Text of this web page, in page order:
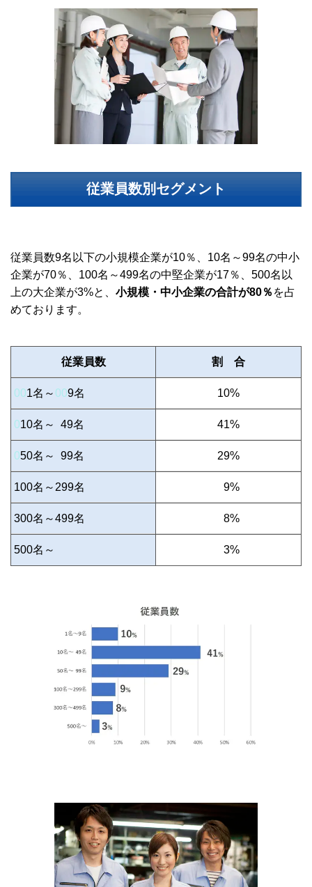
従業員数別セグメント
従業員数9名以下の小規模企業が10％、10名～99名の中小
企業が70％、100名～499名の中堅企業が17％、500名以
上の大企業が3%と、 小規模・中小企業の合計が80％ を占
めております。
従業員数 割 合
001名～ 009名 10%
010名～ 49名 41%
050名～ 99名 29%
100名～299名 9%
300名～499名 8%
500名～ 3%